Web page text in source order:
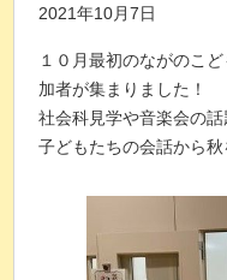
2021年10月7日
１０月最初のながのこ
加者が集まりました！
社会科見学や音楽会の
子どもたちの会話から